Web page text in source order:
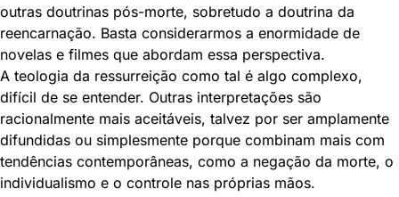
outras doutrinas pós-morte, sobretudo a doutrina da
reencarnação. Basta considerarmos a enormidade de
novelas e filmes que abordam essa perspectiva.
A teologia da ressurreição como tal é algo complexo,
difícil de se entender. Outras interpretações são
racionalmente mais aceitáveis, talvez por ser amplamente
difundidas ou simplesmente porque combinam mais com
tendências contemporâneas, como a negação da morte, o
individualismo e o controle nas próprias mãos.